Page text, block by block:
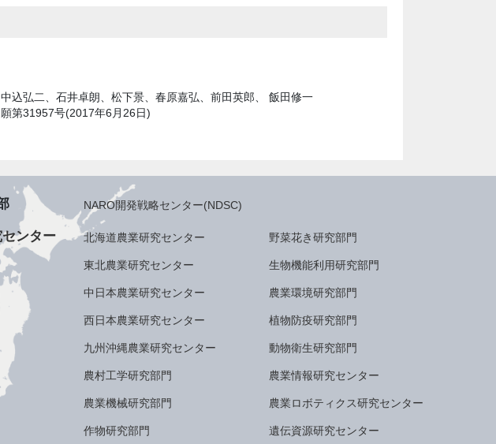
込弘二、石井卓朗、松下景、春原嘉弘、前田英郎、 飯田修一
第31957号(2017年6月26日)
NARO開発戦略センター(NDSC)
ンター 北海道農業研究センター
東北農業研究センター
中日本農業研究センター
西日本農業研究センター
九州沖縄農業研究センター
農村工学研究部門
農業機械研究部門
作物研究部門
野菜花き研究部門
生物機能利用研究部門
農業環境研究部門
植物防疫研究部門
動物衛生研究部門
農業情報研究センター
農業ロボティクス研究センター
遺伝資源研究センター